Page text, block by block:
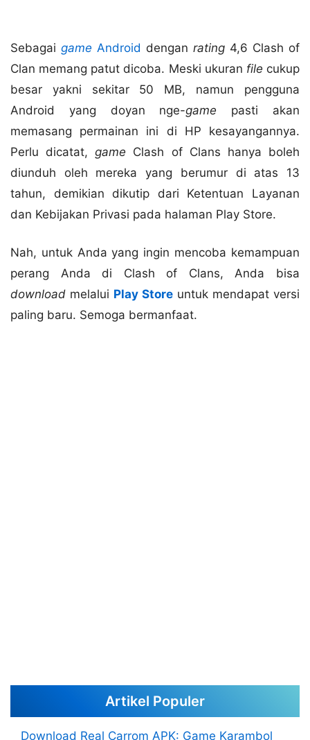
Sebagai game Android dengan rating 4,6 Clash of
Clan memang patut dicoba. Meski ukuran file cukup
besar yakni sekitar 50 MB, namun pengguna
Android yang doyan nge-game pasti akan
memasang permainan ini di HP kesayangannya.
Perlu dicatat,game Clash of Clans hanya boleh
diunduh oleh mereka yang berumur di atas 13
tahun, demikian dikutip dari Ketentuan Layanan
dan Kebijakan Privasi pada halaman Play Store.
Nah, untuk Anda yang ingin mencoba kemampuan
perang Anda di Clash of Clans, Anda bisa
download melalui Play Store untuk mendapat versi
paling baru. Semoga bermanfaat.
Artikel Populer
Download Real Carrom APK: Game Karambol